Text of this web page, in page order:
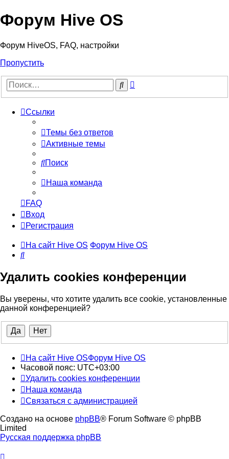
Форум Hive OS
Форум HiveOS, FAQ, настройки
Пропустить
Поиск
Ссылки
Темы без ответов
Активные темы
Поиск
Наша команда
FAQ
Вход
Регистрация
На сайт Hive OS Форум Hive OS
Поиск
Удалить cookies конференции
Вы уверены, что хотите удалить все cookie, установленные
данной конференцией?
На сайт Hive OSФорум Hive OS
Часовой пояс: UTC+03:00
Удалить cookies конференции
Наша команда
Связаться с администрацией
Создано на основе phpBB® Forum Software © phpBB
Limited
Русская поддержка phpBB